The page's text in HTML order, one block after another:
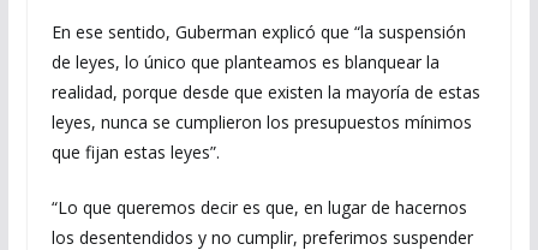
En ese sentido, Guberman explicó que “la suspensión
de leyes, lo único que planteamos es blanquear la
realidad, porque desde que existen la mayoría de estas
leyes, nunca se cumplieron los presupuestos mínimos
que fijan estas leyes”.
“Lo que queremos decir es que, en lugar de hacernos
los desentendidos y no cumplir, preferimos suspender